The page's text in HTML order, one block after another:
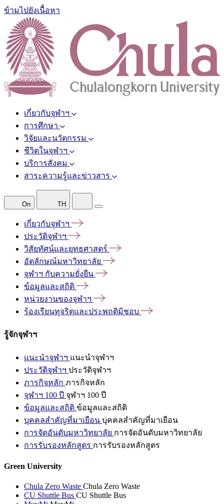
ข้ามไปยังเนื้อหา
เกี่ยวกับจุฬาฯ
การศึกษา
วิจัยและนวัตกรรม
ชีวิตในจุฬาฯ
บริการสังคม
สาระความรู้และข่าวสาร
On TH
เกี่ยวกับจุฬาฯ
ประวัติจุฬาฯ
วิสัยทัศน์และยุทธศาสตร์
อัตลักษณ์มหาวิทยาลัย
จุฬาฯ กับความยั่งยืน
ข้อมูลและสถิติ
หน่วยงานของจุฬาฯ
ร้องเรียนทุจริตและประพฤติมิชอบ
รู้จักจุฬาฯ
แนะนำจุฬาฯ แนะนำจุฬาฯ
ประวัติจุฬาฯ ประวัติจุฬาฯ
ภารกิจหลัก ภารกิจหลัก
จุฬาฯ 100 ปี จุฬาฯ 100 ปี
ข้อมูลและสถิติ ข้อมูลและสถิติ
บุคคลสำคัญที่มาเยือน บุคคลสำคัญที่มาเยือน
การจัดอันดับมหาวิทยาลัย การจัดอันดับมหาวิทยาลัย
การรับรองหลักสูตร การรับรองหลักสูตร
Green University
Chula Zero Waste Chula Zero Waste
CU Shuttle Bus CU Shuttle Bus